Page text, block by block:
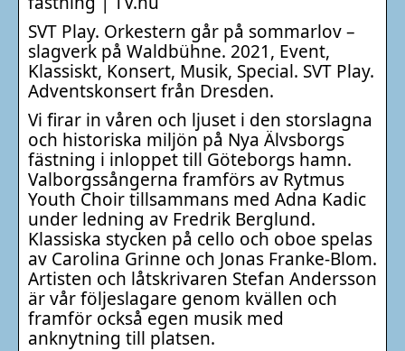
SVT Play. Orkestern går på sommarlov –
slagverk på Waldbühne. 2021, Event,
Klassiskt, Konsert, Musik, Special. SVT Play.
Adventskonsert från Dresden.
Vi firar in våren och ljuset i den storslagna
och historiska miljön på Nya Älvsborgs
fästning i inloppet till Göteborgs hamn.
Valborgssångerna framförs av Rytmus
Youth Choir tillsammans med Adna Kadic
under ledning av Fredrik Berglund.
Klassiska stycken på cello och oboe spelas
av Carolina Grinne och Jonas Franke-Blom.
Artisten och låtskrivaren Stefan Andersson
är vår följeslagare genom kvällen och
framför också egen musik med
anknytning till platsen.